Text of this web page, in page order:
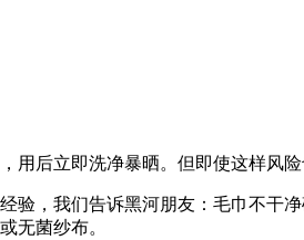
用后立即洗净暴晒。但即使这样风
验，我们告诉黑河朋友：毛巾不干
无菌纱布。